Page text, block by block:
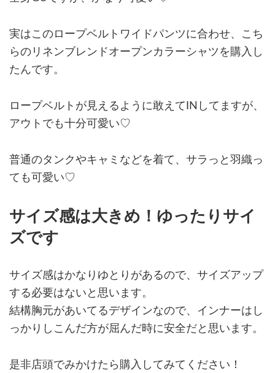
実はこのロープベルトワイドパンツに合わせ、こち
らのリネンブレンドオープンカラーシャツを購入し
たんです。
ロープベルトが見えるように敢えてINしてますが、
アウトでも十分可愛い♡
普通のタンクやキャミなどを着て、サラっと羽織っ
ても可愛い♡
サイズ感は大きめ！ゆったりサイ
ズです
サイズ感はかなりゆとりがあるので、サイズアップ
する必要はないと思います。
結構胸元があいてるデザインなので、インナーはし
っかりしこんだ方が屈んだ時に安全だと思います。
是非店頭でみかけたら購入してみてください！